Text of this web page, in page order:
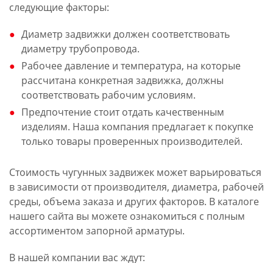
следующие факторы:
Диаметр задвижки должен соответствовать
диаметру трубопровода.
Рабочее давление и температура, на которые
рассчитана конкретная задвижка, должны
соответствовать рабочим условиям.
Предпочтение стоит отдать качественным
изделиям. Наша компания предлагает к покупке
только товары проверенных производителей.
Стоимость чугунных задвижек может варьироваться
в зависимости от производителя, диаметра, рабочей
среды, объема заказа и других факторов. В каталоге
нашего сайта вы можете ознакомиться с полным
ассортиментом запорной арматуры.
В нашей компании вас ждут: